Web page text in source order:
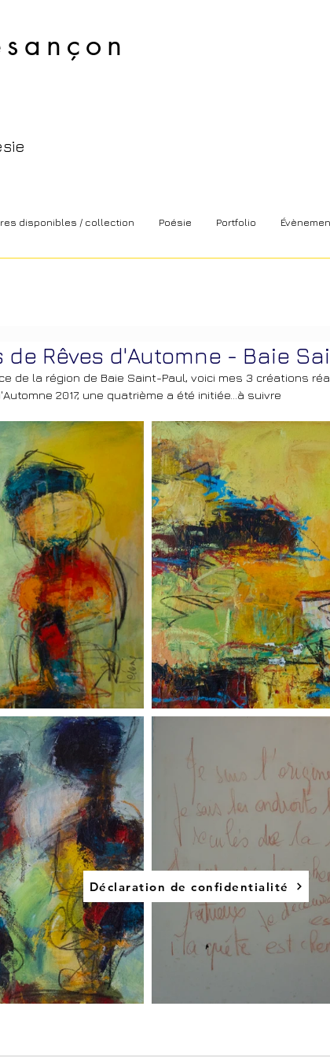
disponibles / collection Poésie Portfolio
de Rêves d'Automne - Baie
de la région de Baie Saint-Paul, voici mes 3 créations
2017, une quatrième a été initiée...à suivre
Déclaration de confidentialité